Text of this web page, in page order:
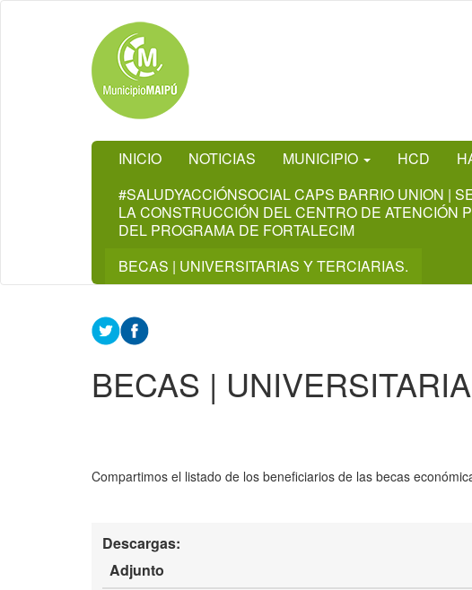
INICIO NOTICIAS MUNICIPIO HCD
#SALUDYACCIÓNSOCIAL CAPS BARRIO UNION |
LA CONSTRUCCIÓN DEL CENTRO DE ATENCIÓN
DEL PROGRAMA DE FORTALECIM
BECAS | UNIVERSITARIAS Y TERCIARIAS.
BECAS |
Compartimos el listado de los beneficiarios de las becas
Descargas:
Adjunto